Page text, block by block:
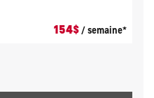
154$/ semaine*